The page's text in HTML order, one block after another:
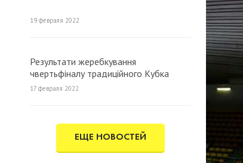
19 февраля 2022
Результати жеребкування
чвертьфіналу традиційного Кубка
МФК «Продексім» з футзалу 2022
17 февраля 2022
ЕЩЕ НОВОСТЕЙ